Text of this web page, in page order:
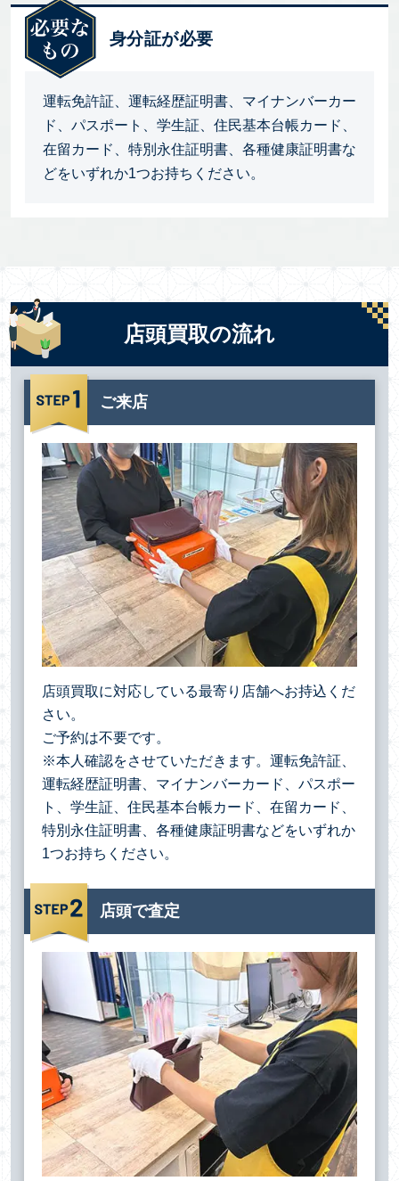
身分証が必要
運転免許証、運転経歴証明書、マイナンバーカー
ド、パスポート、学生証、住民基本台帳カード、
在留カード、特別永住証明書、各種健康証明書な
どをいずれか1つお持ちください。
店頭買取の流れ
ご来店
店頭買取に対応している最寄り店舗へお持込くだ
さい。
ご予約は不要です。
※本人確認をさせていただきます。運転免許証、
運転経歴証明書、マイナンバーカード、パスポー
ト、学生証、住民基本台帳カード、在留カード、
特別永住証明書、各種健康証明書などをいずれか
1つお持ちください。
店頭で査定